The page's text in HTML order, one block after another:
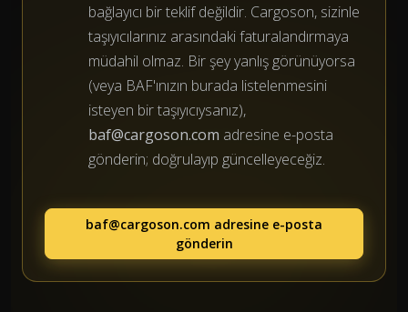
bağlayıcı bir teklif değildir. Cargoson, sizinle
taşıyıcılarınız arasındaki faturalandırmaya
müdahil olmaz. Bir şey yanlış görünüyorsa
(veya BAF'ınızın burada listelenmesini
isteyen bir taşıyıcıysanız),
baf@cargoson.com adresine e-posta
gönderin; doğrulayıp güncelleyeceğiz.
baf@cargoson.com adresine e-posta
gönderin